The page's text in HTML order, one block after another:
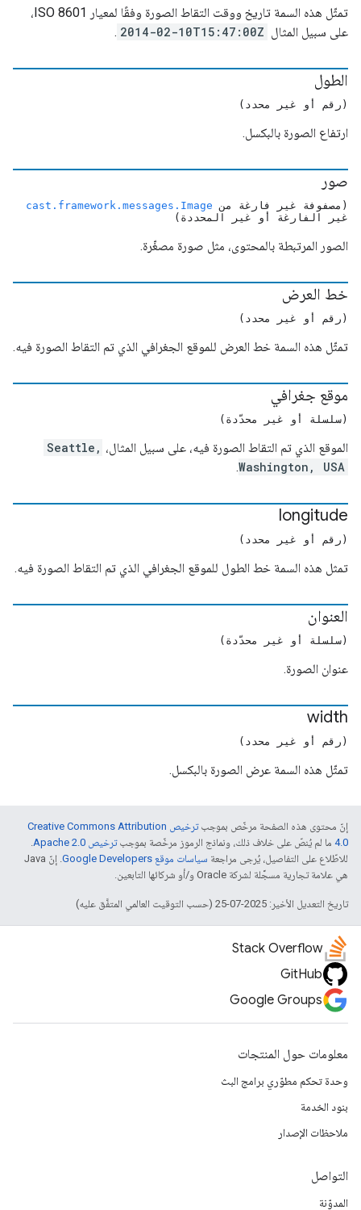
تمثّل هذه السمة تاريخ ووقت التقاط الصورة وفقًا لمعيار ISO 8601،
على سبيل المثال 2014-02-10T15:47:00Z
.
الطول
(رقم أو غير محدد)
ارتفاع الصورة بالبكسل.
صور
(مصفوفة غير فارغة من cast.framework.messages.Image
غير الفارغة أو غير المحددة)
الصور المرتبطة بالمحتوى، مثل صورة مصغّرة.
خط العرض
(رقم أو غير محدد)
تمثّل هذه السمة خط العرض للموقع الجغرافي الذي تم التقاط الصورة فيه.
موقع جغرافي
(سلسلة أو غير محدّدة)
الموقع الذي تم التقاط الصورة فيه، على سبيل المثال، Seattle,
Washington, USA
.
longitude
(رقم أو غير محدد)
تمثل هذه السمة خط الطول للموقع الجغرافي الذي تم التقاط الصورة فيه.
العنوان
(سلسلة أو غير محدّدة)
عنوان الصورة.
width
(رقم أو غير محدد)
تمثّل هذه السمة عرض الصورة بالبكسل.
إنّ محتوى هذه الصفحة مرخّص بموجب
ترخيص Creative Commons Attribution
4.0‏ ما لم يُنصّ على خلاف ذلك، ونماذج الرموز مرخّصة بموجبترخيص Apache 2.0‏
.
للاطّلاع على التفاصيل، يُرجى مراجعة سياسات موقع Google Developers‏
. إنّ Java
هي علامة تجارية مسجَّلة لشركة Oracle و/أو شركائها التابعين.
تاريخ التعديل الأخير: 2025-07-25 (حسب التوقيت العالمي المتفَّق عليه)
Stack Overflow
GitHub
Google Groups
معلومات حول المنتجات
وحدة تحكم مطوّري برامج البث
بنود الخدمة
ملاحظات الإصدار
التواصل
المدوّنة